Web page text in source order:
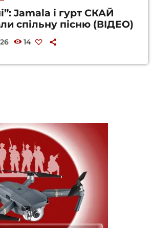
Jamala і гурт СКАЙ
спільну пісню (ВІДЕО)
14